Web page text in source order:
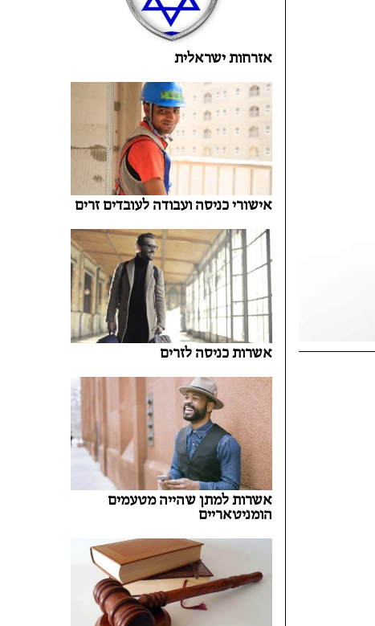
אזרחות ישראלית
אישורי כניסה ועבודה לעובדים זרים
אשרות כניסה לזרים
אשרות למתן שהייה מטעמים
הומניטאריים